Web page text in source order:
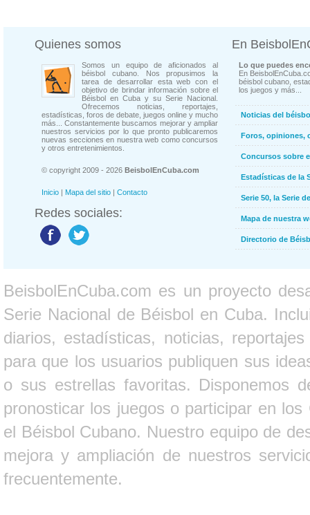
Quienes somos
Somos un equipo de aficionados al
béisbol cubano. Nos propusimos la
tarea de desarrollar esta web con el
objetivo de brindar información sobre el
Béisbol en Cuba y su Serie Nacional.
Ofrecemos noticias, reportajes,
estadísticas, foros de debate, juegos online y mucho
más... Constantemente buscamos mejorar y ampliar
nuestros servicios por lo que pronto publicaremos
nuevas secciones en nuestra web como concursos
y otros entretenimientos.
© copyright 2009 - 2026 BeisbolEnCuba.com
Inicio | Mapa del sitio | Contacto
Redes sociales:
En
Lo que puedes
En
béisbol cubano,
los juegos y más...
Noticias del
Foros, opiniones,
Concursos sobre
Estadísticas de la
Serie 50, la Serie
Mapa de nuestra
Directorio de
BeisbolEnCuba.com es un proyecto
Serie Nacional de Béisbol en Cuba.
diarios, estadísticas, noticias,
para que los usuarios publiquen sus
o sus estrellas favoritas. Disponemos
pronosticar los juegos o participar en
el Béisbol Cubano. Nuestro equipo de
mejora y ampliación de nuestros
frecuentemente.